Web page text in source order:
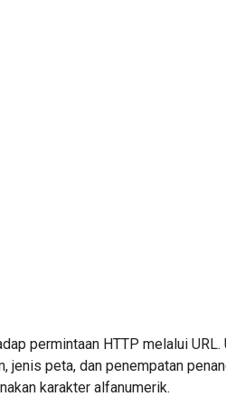
permintaan HTTP melalui URL.
jenis peta, dan penempatan
karakter alfanumerik.